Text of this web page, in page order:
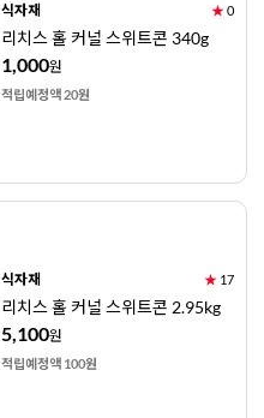
식자재 ★0
리치스 홀 커널 스위트콘 340g
1,000원
적립예정액 20원
식자재 ★ 17
리치스 홀 커널 스위트콘 2.95kg
5,100원
적립예정액 100원